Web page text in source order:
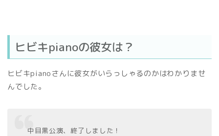
ヒビキpianoの彼女は？
ヒビキpianoさんに彼女がいらっしゃるのかはわかりませ
んでした。
中目黒公演、終了しました！